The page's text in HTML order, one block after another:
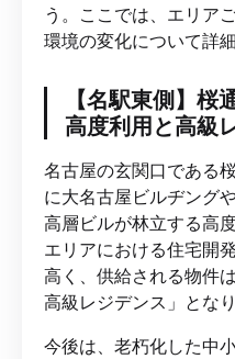
う。ここでは、エリア
環境の変化について詳
【名駅東側】桜
高度利用と高級
名古屋の玄関口である
に大名古屋ビルヂング
高層ビルが林立する高
エリアにおける住宅開
高く、供給される物件
高級レジデンス」となり
今後は、老朽化した中